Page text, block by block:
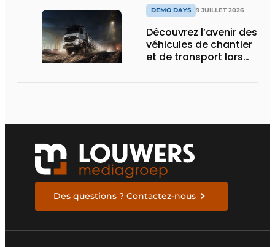
DEMO DAYS 9 JUILLET 2026
Découvrez l’avenir des
véhicules de chantier
et de transport lors
Des questions ? Contactez-nous